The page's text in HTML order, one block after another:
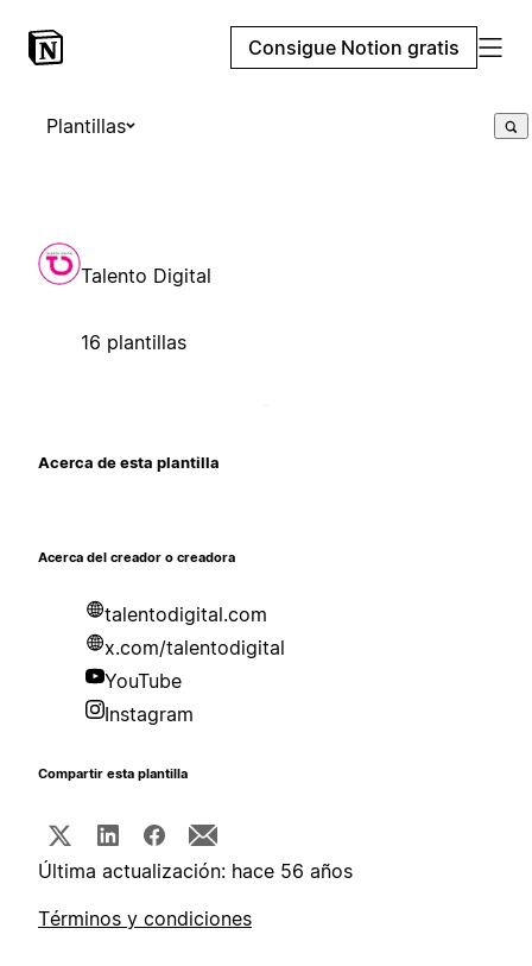
Consigue Notion gratis
Plantillas
Talento Digital
16 plantillas
Acerca de esta plantilla
Acerca del creador o creadora
talentodigital.com
x.com/talentodigital
YouTube
Instagram
Compartir esta plantilla
Última actualización: hace 56 años
Términos y condiciones